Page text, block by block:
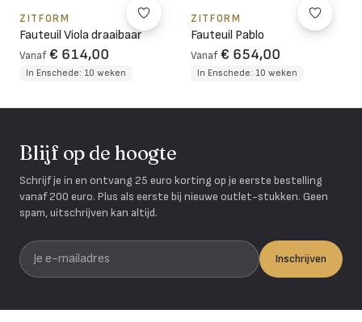
ZITFORM
Fauteuil Viola draaibaar
Vanaf € 614,00
In Enschede: 10 weken
ZITFORM
Fauteuil Pablo
Vanaf € 654,00
In Enschede: 10 weken
Blijf op de hoogte
Schrijf je in en ontvang 25 euro korting op je eerste bestelling
vanaf 200 euro. Plus als eerste bij nieuwe outlet-stukken. Geen
spam, uitschrijven kan altijd.
Je e-mailadres
Inschrijven